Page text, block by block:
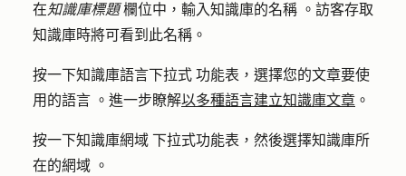
在知識庫標題欄位中，輸入知識庫的名稱 。訪客存取
知識庫時將可看到此名稱。
按一下知識庫語言下拉式 功能表，選擇您的文章要使
用的語言 。進一步瞭解以多種語言建立知識庫文章 。
按一下知識庫網域 下拉式功能表，然後選擇知識庫所
在的網域 。